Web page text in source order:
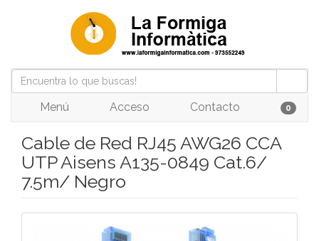
Menú Acceso Contacto 0
Cable de Red RJ45 AWG26 CCA
UTP Aisens A135-0849 Cat.6/
7.5m/ Negro